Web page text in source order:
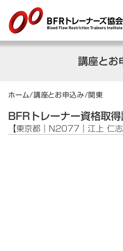
講座とお
ホーム/講座とお申込み/関東
BFRトレーナー資格取
【東京都｜N2077｜江上